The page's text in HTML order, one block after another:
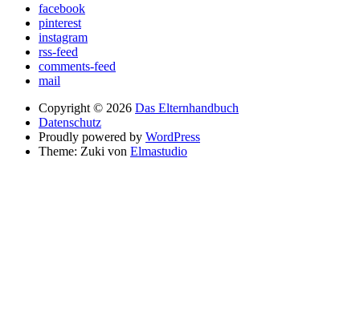
facebook
pinterest
instagram
rss-feed
comments-feed
mail
Copyright © 2026 Das Elternhandbuch
Datenschutz
Proudly powered by WordPress
Theme: Zuki von Elmastudio